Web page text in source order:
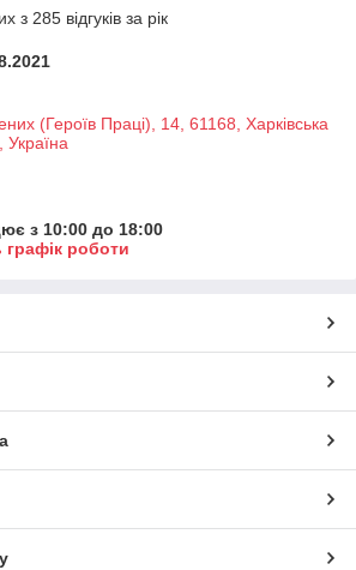
з 285 відгуків за рік
(Героїв Праці), 14, 61168, Харківська
Україна
з 10:00 до 18:00
графік роботи